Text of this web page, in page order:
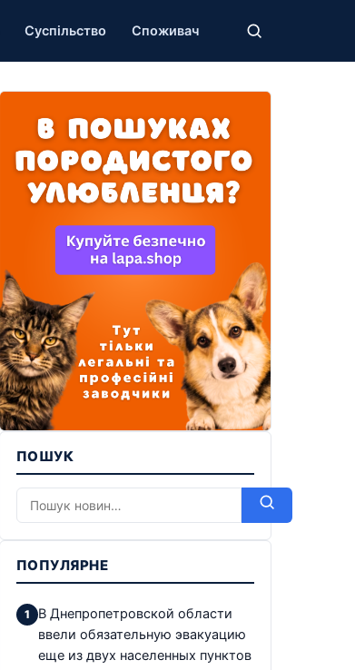
Суспільство Споживач
ПОШУК
ПОПУЛЯРНЕ
В Днепропетровской области
ввели обязательную эвакуацию
еще из двух населенных пунктов